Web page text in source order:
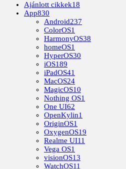
Ajánlott cikkek18
App830
Android237
ColorOS1
HarmonyOS38
homeOS1
HyperOS30
iOS189
iPadOS41
MacOS24
MagicOS10
Nothing OS1
One UI62
OpenKylin1
OriginOS1
OxygenOS19
Realme UI11
Vega OS1
visionOS13
WatchOS11